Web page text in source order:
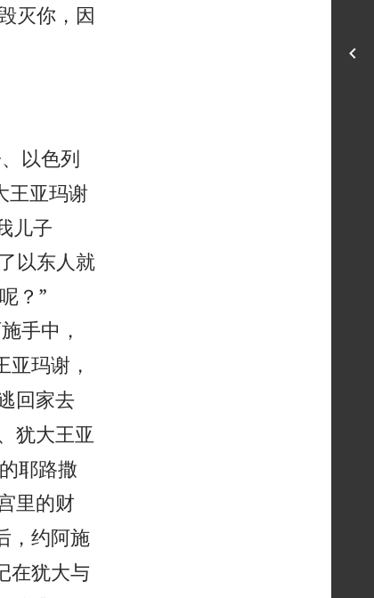
灭你，因
以色列
王亚玛谢
儿子
以东人就
？”
手中，
玛谢，
回家去
犹大王亚
耶路撒
里的财
，约阿施
在犹大与